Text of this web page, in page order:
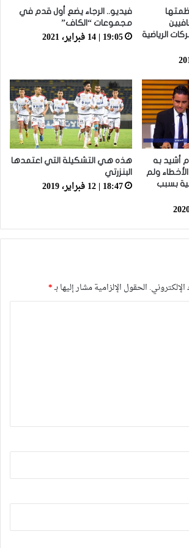
الرياضية
فيديو.. الرجاء يضع أول قدم في
مجموعات “الكاف”
19:05 | 14 فبراير، 2021
أشيد به
ولم
بسبب
هذه هي التشكيلة التي اعتمدها
البنزرتي
18:47 | 12 فبراير، 2019
الحقول الإلزامية مشار إليها بـ*